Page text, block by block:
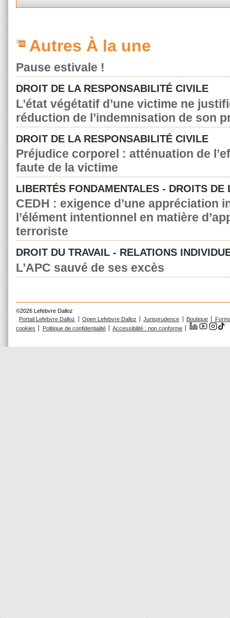
Autres À la une
Pause estivale !
DROIT DE LA RESPONSABILITÉ CIVILE
L’état végétatif d’une victime ne
réduction de l’indemnisation de son
DROIT DE LA RESPONSABILITÉ CIVILE
Préjudice corporel : atténuation de
faute de la victime
LIBERTÉS FONDAMENTALES - DROITS DE
CEDH : exigence d’une appréciation
l’élément intentionnel en matière
terroriste
DROIT DU TRAVAIL - RELATIONS
L’APC sauvé de ses excès
©2026 Lefebvre Dalloz
Portail Lefebvre Dalloz
Open Lefebvre Dalloz Jurisprudence Boutique
cookies
Politique de confidentialité Accessibilité : non conforme